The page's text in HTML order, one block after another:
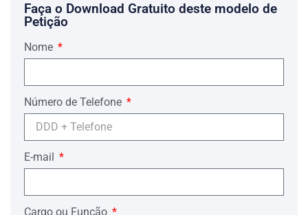
Faça o Download Gratuito deste modelo de
Petição
Nome
Número de Telefone
E-mail
Cargo ou Função